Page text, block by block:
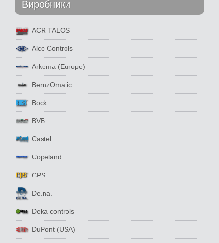
Виробники
ACR TALOS
Alco Controls
Arkema (Europe)
BernzOmatic
Bock
BVB
Castel
Copeland
CPS
De.na.
Deka controls
DuPont (USA)